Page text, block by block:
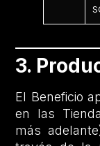
3.
El Beneficio
en las
más